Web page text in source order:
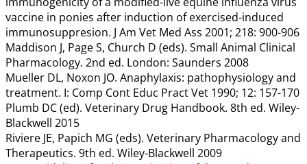
vaccine in ponies after induction of exercised-induced
immunosuppresion. J Am Vet Med Ass 2001; 218: 900-906
Maddison J, Page S, Church D (eds). Small Animal Clinical
Pharmacology. 2nd ed. London: Saunders 2008
Mueller DL, Noxon JO. Anaphylaxis: pathophysiology and
treatment. I: Comp Cont Educ Pract Vet 1990; 12: 157-170
Plumb DC (ed). Veterinary Drug Handbook. 8th ed. Wiley-
Blackwell 2015
Riviere JE, Papich MG (eds). Veterinary Pharmacology and
Therapeutics. 9th ed. Wiley-Blackwell 2009